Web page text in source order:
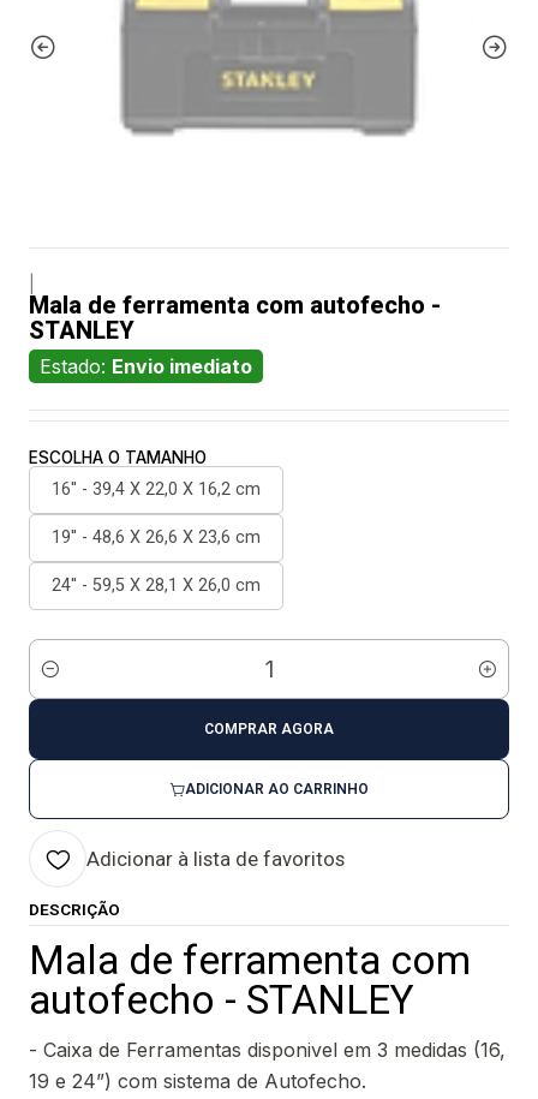
Mala de ferramenta com autofecho -
STANLEY
Estado: Envio imediato
ESCOLHA O TAMANHO
16'' - 39,4 X 22,0 X 16,2 cm
19'' - 48,6 X 26,6 X 23,6 cm
24'' - 59,5 X 28,1 X 26,0 cm
Quantidade
ADICIONAR AO CARRINHO
COMPRAR AGORA
Adicionar à lista de favoritos
DESCRIÇÃO
Mala de ferramenta com
autofecho - STANLEY
- Caixa de Ferramentas disponivel em 3 medidas (16,
19 e 24”) com sistema de Autofecho.